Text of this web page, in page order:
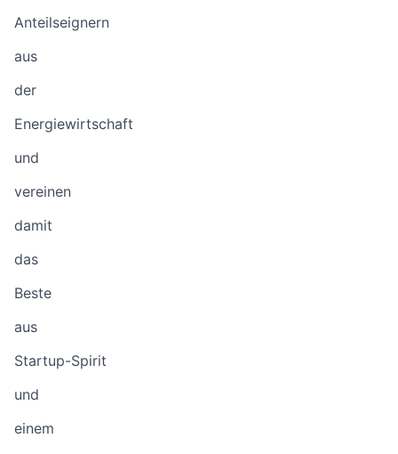
Anteilseignern
aus
der
Energiewirtschaft
und
vereinen
damit
das
Beste
aus
Startup-Spirit
und
einem